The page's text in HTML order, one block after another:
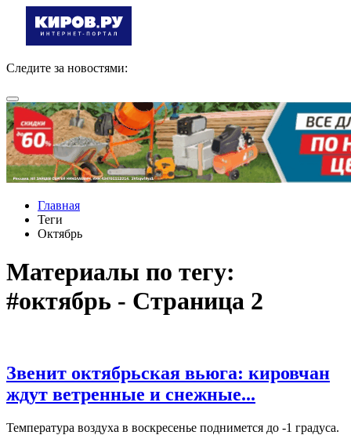
Следите за новостями:
Главная
Теги
Октябрь
Материалы по тегу:
#октябрь - Страница 2
Звенит октябрьская вьюга: кировчан
ждут ветренные и снежные...
Температура воздуха в воскресенье поднимется до -1 градуса.